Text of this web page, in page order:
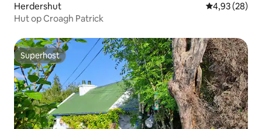
Herdershut Gemiddelde
4,93 (28)
Hut op Croagh Patrick
Superhost
Superhost